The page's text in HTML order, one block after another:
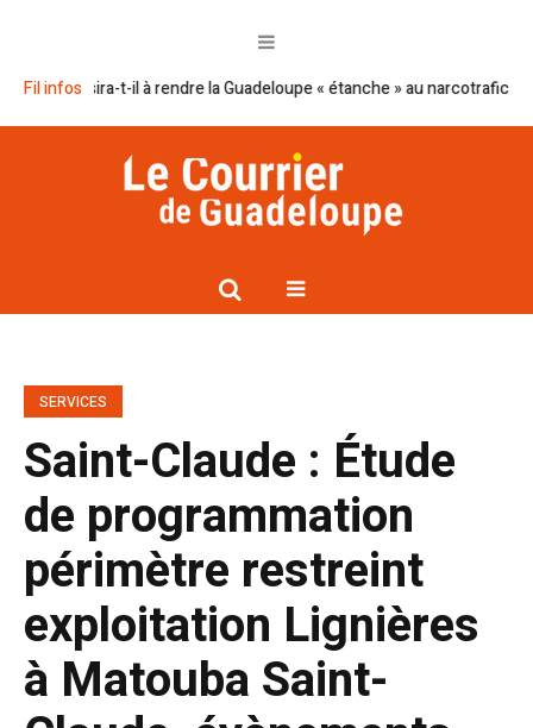
Fil infost-il à rendre la Guadeloupe « étanche » au narcotrafic ? Cap
SERVICES
Saint-Claude : Étude
de programmation
périmètre restreint
exploitation Lignières
à Matouba Saint-